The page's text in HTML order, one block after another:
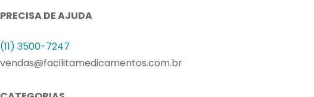
PRECISA DE AJUDA
(11) 3500-7247
vendas@facilitamedicamentos.com.br